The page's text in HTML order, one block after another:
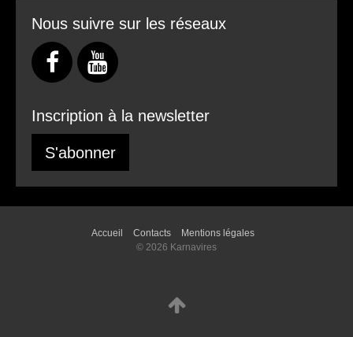
Nous suivre sur les réseaux
Inscription à la newsletter
S'abonner
Accueil Contacts
Mentions légales
© 2026 Karnavires